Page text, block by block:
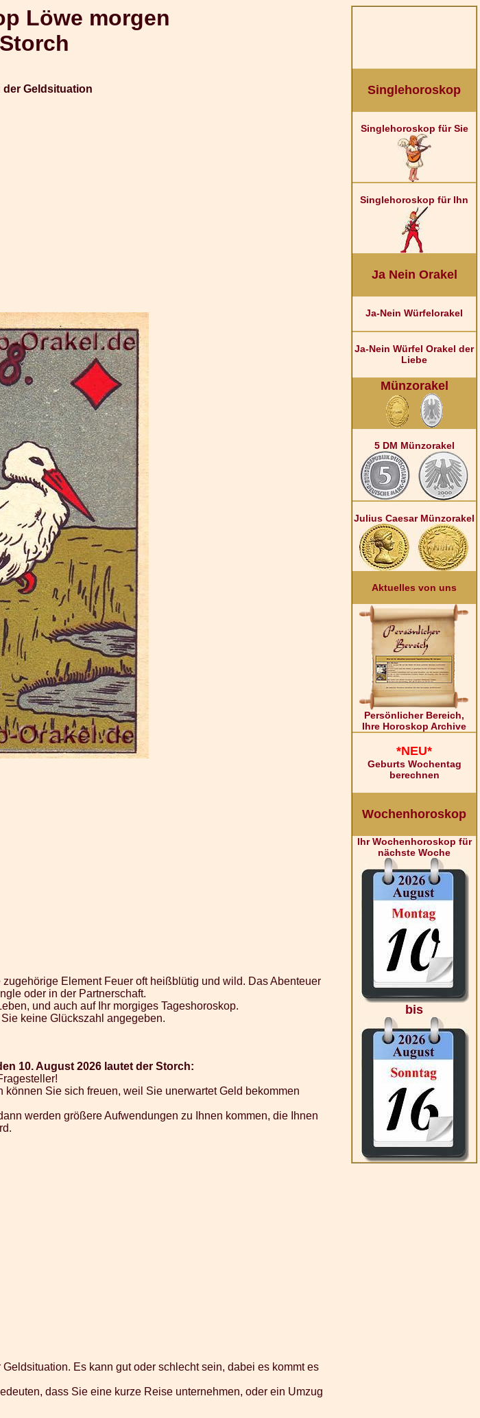
Löwe morgen
der Geldsituation
Element Feuer oft heißblütig und wild. Das Abenteuer
oder in der Partnerschaft.
und auch auf Ihr morgiges Tageshoroskop.
keine Glückszahl angegeben.
10. August 2026 lautet der Storch:
Sie sich freuen, weil Sie unerwartet Geld bekommen
werden größere Aufwendungen zu Ihnen kommen, die Ihnen
Es kann gut oder schlecht sein, dabei es kommt es
dass Sie eine kurze Reise unternehmen, oder ein Umzug
Singlehoroskop
Singlehoroskop für Sie
Singlehoroskop für Ihn
Ja Nein Orakel
Ja-Nein Würfelorakel
Ja-Nein Würfel Orakel der
Liebe
Münzorakel
5 DM Münzorakel
Julius Caesar Münzorakel
Aktuelles von uns
Persönlicher Bereich,
Ihre Horoskop Archive
*NEU*
Geburts Wochentag
berechnen
Wochenhoroskop
Ihr Wochenhoroskop für
nächste Woche
bis